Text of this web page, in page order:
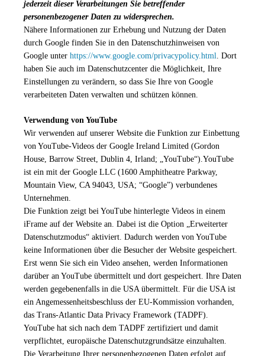
jederzeit dieser Verarbeitungen Sie betreffender
personenbezogener Daten zu widersprechen.
Nähere Informationen zur Erhebung und Nutzung der Daten
durch Google finden Sie in den Datenschutzhinweisen von
Google unter https://www.google.com/privacypolicy.html. Dort
haben Sie auch im Datenschutzcenter die Möglichkeit, Ihre
Einstellungen zu verändern, so dass Sie Ihre von Google
verarbeiteten Daten verwalten und schützen können.
Verwendung von YouTube
Wir verwenden auf unserer Website die Funktion zur Einbettung
von YouTube-Videos der Google Ireland Limited (Gordon
House, Barrow Street, Dublin 4, Irland; „YouTube“).YouTube
ist ein mit der Google LLC (1600 Amphitheatre Parkway,
Mountain View, CA 94043, USA; “Google”) verbundenes
Unternehmen.
Die Funktion zeigt bei YouTube hinterlegte Videos in einem
iFrame auf der Website an. Dabei ist die Option „Erweiterter
Datenschutzmodus“ aktiviert. Dadurch werden von YouTube
keine Informationen über die Besucher der Website gespeichert.
Erst wenn Sie sich ein Video ansehen, werden Informationen
darüber an YouTube übermittelt und dort gespeichert. Ihre Daten
werden gegebenenfalls in die USA übermittelt. Für die USA ist
ein Angemessenheitsbeschluss der EU-Kommission vorhanden,
das Trans-Atlantic Data Privacy Framework (TADPF).
YouTube hat sich nach dem TADPF zertifiziert und damit
verpflichtet, europäische Datenschutzgrundsätze einzuhalten.
Die Verarbeitung Ihrer personenbezogenen Daten erfolgt auf